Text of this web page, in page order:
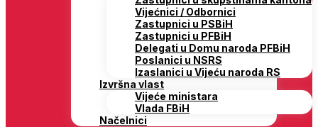
Vijećnici / Odbornici
Zastupnici u PSBiH
Zastupnici u PFBiH
Delegati u Domu naroda PFBiH
Poslanici u NSRS
Izaslanici u Vijeću naroda RS
Izvršna vlast
Vijeće ministara
Vlada FBiH
Načelnici